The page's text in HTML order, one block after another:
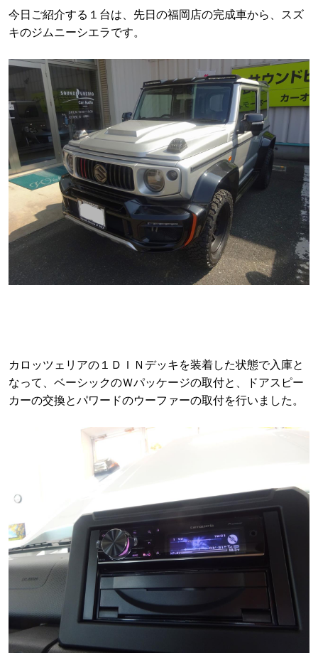
今日ご紹介する１台は、先日の福岡店の完成車から、スズ
キのジムニーシエラです。
カロッツェリアの１ＤＩＮデッキを装着した状態で入庫と
なって、ベーシックのＷパッケージの取付と、ドアスピー
カーの交換とパワードのウーファーの取付を行いました。